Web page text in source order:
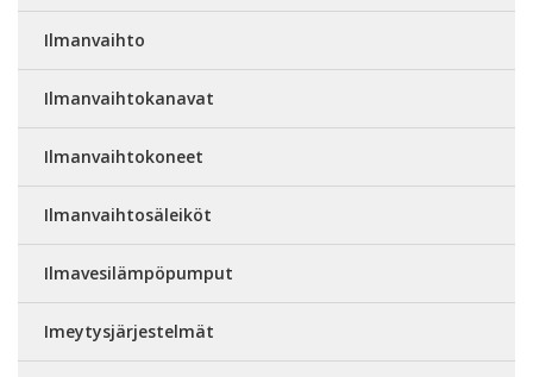
Ilmanvaihto
Ilmanvaihtokanavat
Ilmanvaihtokoneet
Ilmanvaihtosäleiköt
Ilmavesilämpöpumput
Imeytysjärjestelmät